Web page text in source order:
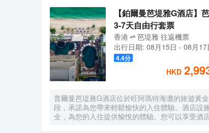
【鉑爾曼芭堤雅G酒店】
3-7天自由行套票
香港 芭堤雅 往返機票
出行日期: 08月15日 - 08月17
4.4分
HKD
普爾曼芭堤雅G酒店位於旺阿瑪特海灘的旅遊黃
段，承諾為您帶來輕鬆愉快的入住體驗。酒店設
全，為您的入住提供愉悅的體驗。您可以享受酒